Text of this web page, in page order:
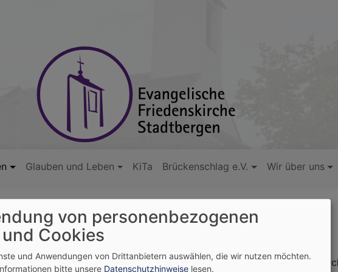
Glauben und Leben KiTa Brückenschlag e.V. Wir über uns
in der Konfi- und Jugendarbeit in St. Thomas und in der
von personenbezogenen
Cookies
und Anwendungen von Drittanbietern auswählen, die wir nutzen möchten.
bitte unsere Datenschutzhinweise lesen.